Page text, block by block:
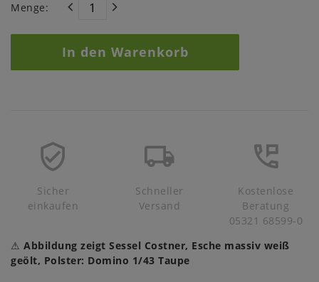
Menge:
In den Warenkorb
Sicher
einkaufen
Schneller
Versand
Kostenlose
Beratung
05321 68599-0
⚠ Abbildung zeigt Sessel Costner, Esche massiv weiß
geölt, Polster: Domino 1/43 Taupe